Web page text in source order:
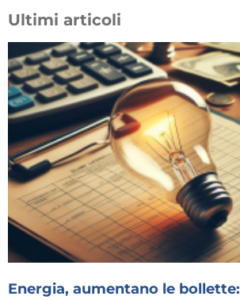
Ultimi articoli
Energia, aumentano le